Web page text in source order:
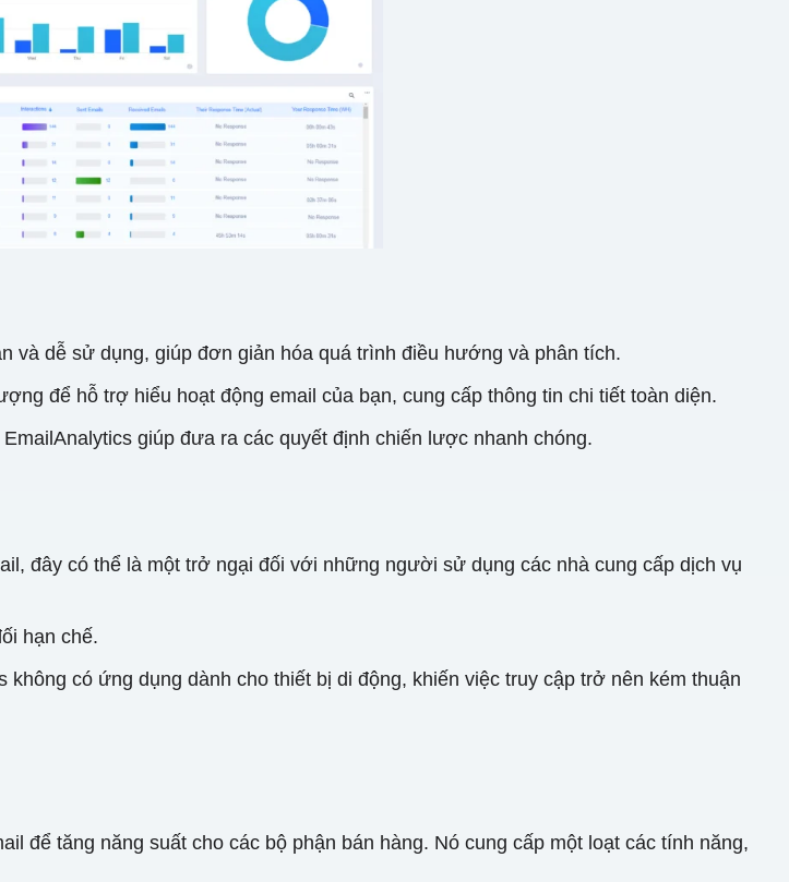
và dễ sử dụng, giúp đơn giản hóa quá trình điều hướng và phân tích.
để hỗ trợ hiểu hoạt động email của bạn, cung cấp thông tin chi tiết toàn diện.
giúp đưa ra các quyết định chiến lược nhanh chóng.
đây có thể là một trở ngại đối với những người sử dụng các nhà cung cấp dịch vụ
hạn chế.
có ứng dụng dành cho thiết bị di động, khiến việc truy cập trở nên kém thuận
để tăng năng suất cho các bộ phận bán hàng. Nó cung cấp một loạt các tính năng,